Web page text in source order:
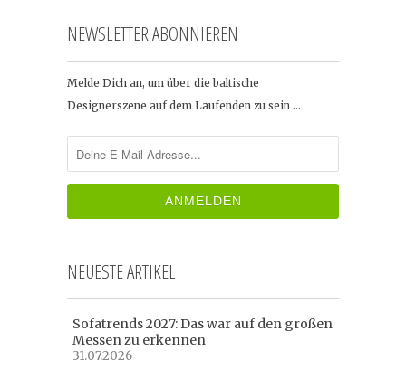
NEWSLETTER ABONNIEREN
Melde Dich an, um über die baltische
Designerszene auf dem Laufenden zu sein …
NEUESTE ARTIKEL
Sofatrends 2027: Das war auf den großen
Messen zu erkennen
31.07.2026